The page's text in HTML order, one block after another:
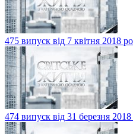
475 випуск від 7 квітня 2018
474 випуск від 31 березня